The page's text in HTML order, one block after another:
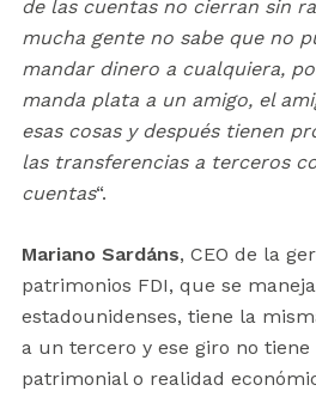
de las cuentas no cierran sin
mucha gente no sabe que no
mandar dinero a cualquiera,
manda plata a un amigo, el
esas cosas y después tienen
las transferencias a terceros
cuentas“.
Mariano Sardáns, CEO de la
patrimonios FDI, que se
estadounidenses, tiene la
a un tercero y ese giro no
patrimonial o realidad